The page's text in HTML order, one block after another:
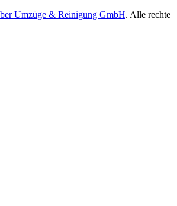
Umzüge & Reinigung GmbH. Alle rechte